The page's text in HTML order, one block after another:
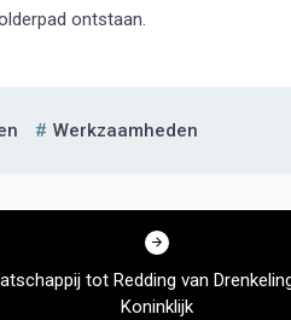
ontstaan.
Werkzaamheden
tot Redding van
Koninklijk